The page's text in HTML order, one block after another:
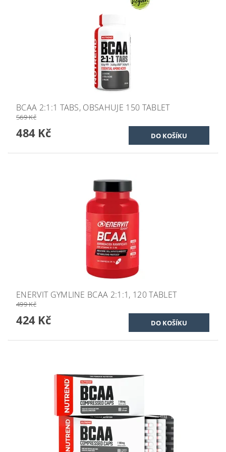
BCAA 2:1:1 TABS, OBSAHUJE 150 TABLET
569 Kč
484 Kč
ENERVIT GYMLINE BCAA 2:1:1, 120 TABLET
499 Kč
424 Kč